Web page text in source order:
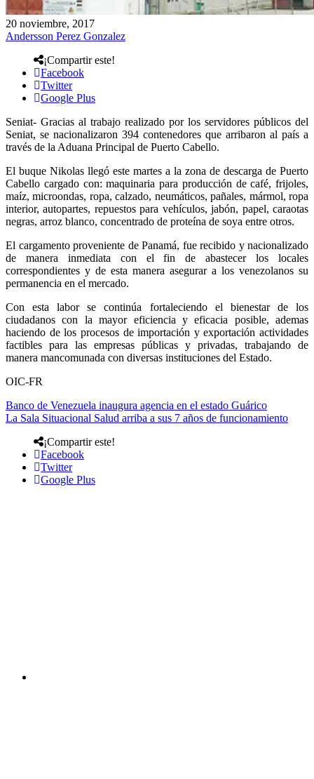
20 noviembre, 2017
Andersson Perez Gonzalez
¡Compartir este!
Facebook
Twitter
Google Plus
Seniat- Gracias al trabajo realizado por los servidores públicos del
Seniat, se nacionalizaron 394 contenedores que arribaron al país a
través de la Aduana Principal de Puerto Cabello.
El buque Nikolas llegó este martes a la zona de descarga de Puerto
Cabello cargado con: maquinaria para producción de café, frijoles,
maíz, microondas, ropa, calzado, neumáticos, pañales, mármol, ropa
interior, autopartes, repuestos para vehículos, jabón, papel, caraotas
negras, arroz blanco, concentrado de proteína de soya entre otros.
El cargamento proveniente de Panamá, fue recibido y nacionalizado
de manera inmediata con el fin de abastecer los locales
correspondientes y de esta manera asegurar a los venezolanos su
permanencia en el mercado.
Con esta labor se continúa fortaleciendo el bienestar de los
ciudadanos con la mayor eficiencia y eficacia posible, ademas
haciendo de los procesos de importación y exportación actividades
factibles para las empresas públicas y privadas, trabajando de
manera mancomunada con diversas instituciones del Estado.
OIC-FR
Banco de Venezuela inaugura agencia en el estado Guárico
La Sala Situacional Salud arriba a sus 7 años de funcionamiento
¡Compartir este!
Facebook
Twitter
Google Plus